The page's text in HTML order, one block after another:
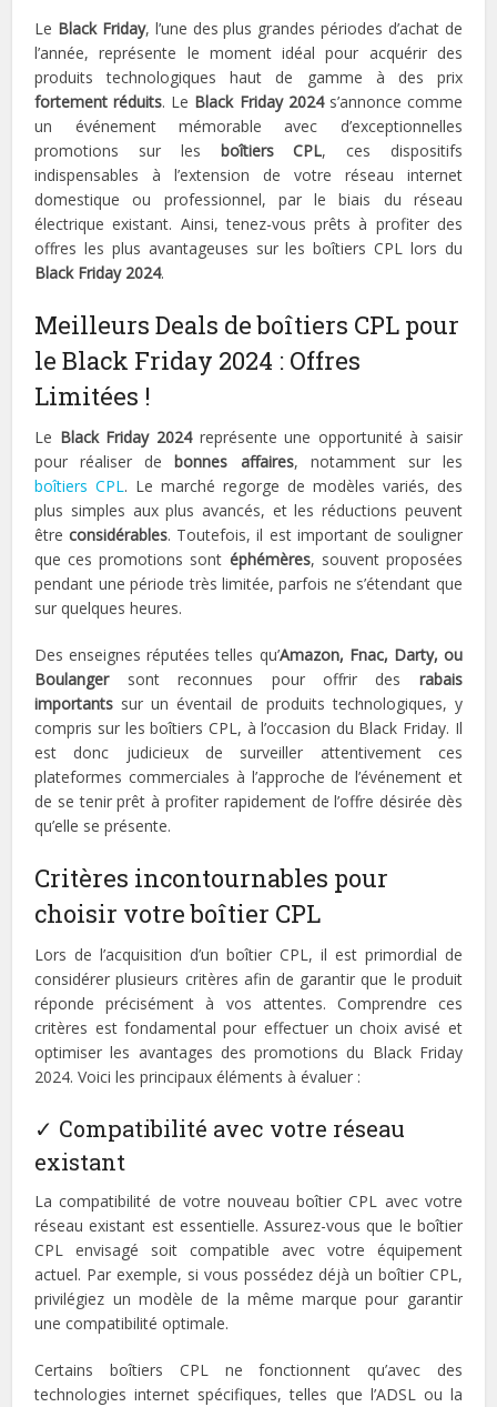
Le Black Friday, l’une des plus grandes périodes d’achat de
l’année, représente le moment idéal pour acquérir des
produits technologiques haut de gamme à des prix
fortement réduits. Le Black Friday 2024s’annonce comme
un événement mémorable avec d’exceptionnelles
promotions sur les boîtiers CPL, ces dispositifs
indispensables à l’extension de votre réseau internet
domestique ou professionnel, par le biais du réseau
électrique existant. Ainsi, tenez-vous prêts à profiter des
offres les plus avantageuses sur les boîtiers CPL lors du
Black Friday 2024.
Meilleurs Deals de boîtiers CPL pour
le Black Friday 2024 : Offres
Limitées !
Le Black Friday 2024représente une opportunité à saisir
pour réaliser de bonnes affaires, notamment sur les
boîtiers CPL. Le marché regorge de modèles variés, des
plus simples aux plus avancés, et les réductions peuvent
êtreconsidérables. Toutefois, il est important de souligner
que ces promotions sont éphémères, souvent proposées
pendant une période très limitée, parfois ne s’étendant que
sur quelques heures.
Des enseignes réputées telles qu’Amazon, Fnac, Darty, ou
Boulangersont reconnues pour offrir des rabais
importants sur un éventail de produits technologiques, y
compris sur les boîtiers CPL, à l’occasion du Black Friday. Il
est donc judicieux de surveiller attentivement ces
plateformes commerciales à l’approche de l’événement et
de se tenir prêt à profiter rapidement de l’offre désirée dès
qu’elle se présente.
Critères incontournables pour
choisir votre boîtier CPL
Lors de l’acquisition d’un boîtier CPL, il est primordial de
considérer plusieurs critères afin de garantir que le produit
réponde précisément à vos attentes. Comprendre ces
critères est fondamental pour effectuer un choix avisé et
optimiser les avantages des promotions du Black Friday
2024. Voici les principaux éléments à évaluer :
✓ Compatibilité avec votre réseau
existant
La compatibilité de votre nouveau boîtier CPL avec votre
réseau existant est essentielle. Assurez-vous que le boîtier
CPL envisagé soit compatible avec votre équipement
actuel. Par exemple, si vous possédez déjà un boîtier CPL,
privilégiez un modèle de la même marque pour garantir
une compatibilité optimale.
Certains boîtiers CPL ne fonctionnent qu’avec des
technologies internet spécifiques, telles que l’ADSL ou la